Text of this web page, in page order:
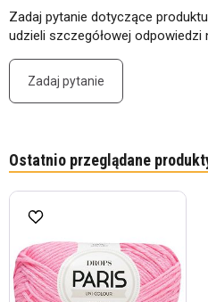
Zadaj pytanie dotyczące
udzieli szczegółowej odpowiedzi
Zadaj pytanie
Ostatnio przeglądane